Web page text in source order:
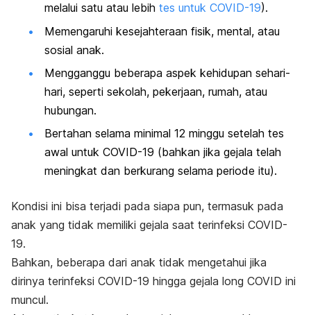
melalui satu atau lebih tes untuk COVID-19).
Memengaruhi kesejahteraan fisik, mental, atau
sosial anak.
Mengganggu beberapa aspek kehidupan sehari-
hari, seperti sekolah, pekerjaan, rumah, atau
hubungan.
Bertahan selama minimal 12 minggu setelah tes
awal untuk COVID-19 (bahkan jika gejala telah
meningkat dan berkurang selama periode itu).
Kondisi ini bisa terjadi pada siapa pun, termasuk pada
anak yang tidak memiliki gejala saat terinfeksi COVID-
19.
Bahkan, beberapa dari anak tidak mengetahui jika
dirinya terinfeksi COVID-19 hingga gejala long COVID ini
muncul.